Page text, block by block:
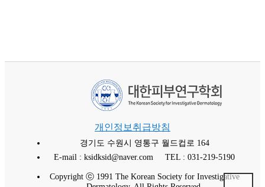
개인정보취급방침
경기도 수원시 영통구 월드컵로 164
E-mail : ksidksid@naver.com
TEL : 031-219-5190
Copyright ⓒ 1991 The Korean Society for Investigative